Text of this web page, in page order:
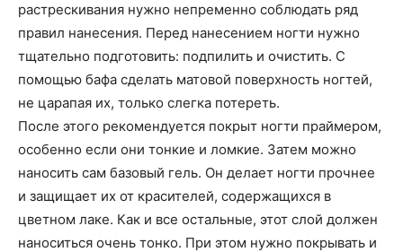
растрескивания нужно непременно соблюдать ряд
правил нанесения. Перед нанесением ногти нужно
тщательно подготовить: подпилить и очистить. С
помощью бафа сделать матовой поверхность ногтей,
не царапая их, только слегка потереть.
После этого рекомендуется покрыт ногти праймером,
особенно если они тонкие и ломкие. Затем можно
наносить сам базовый гель. Он делает ногти прочнее
и защищает их от красителей, содержащихся в
цветном лаке. Как и все остальные, этот слой должен
наноситься очень тонко. При этом нужно покрывать и